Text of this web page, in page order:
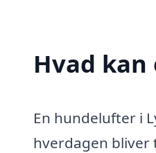
Hvad
En hundelufter i
hverdagen